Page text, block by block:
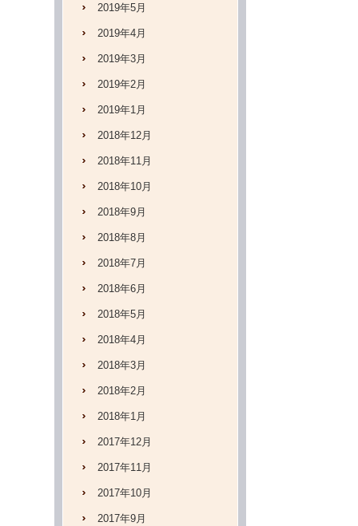
2019年5月
2019年4月
2019年3月
2019年2月
2019年1月
2018年12月
2018年11月
2018年10月
2018年9月
2018年8月
2018年7月
2018年6月
2018年5月
2018年4月
2018年3月
2018年2月
2018年1月
2017年12月
2017年11月
2017年10月
2017年9月